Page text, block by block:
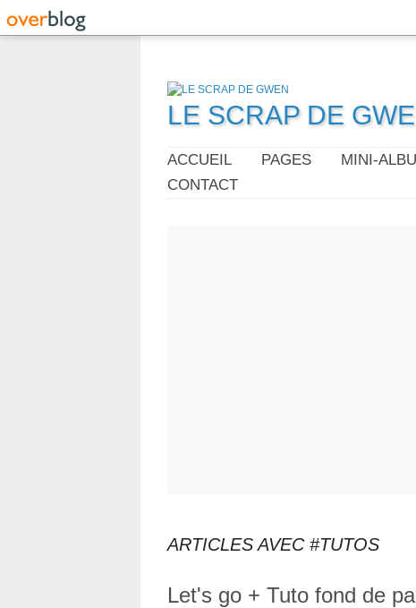
LE SCRAP DE
ACCUEIL PAGES MINI-
CONTACT
ARTICLES AVEC #TUTOS
Let's go + Tuto fond de